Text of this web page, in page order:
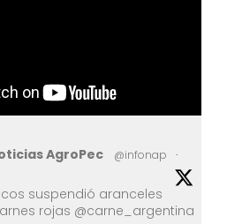
AgroPec @infonap
·
suspendió aranceles
rojas @carne_argentina